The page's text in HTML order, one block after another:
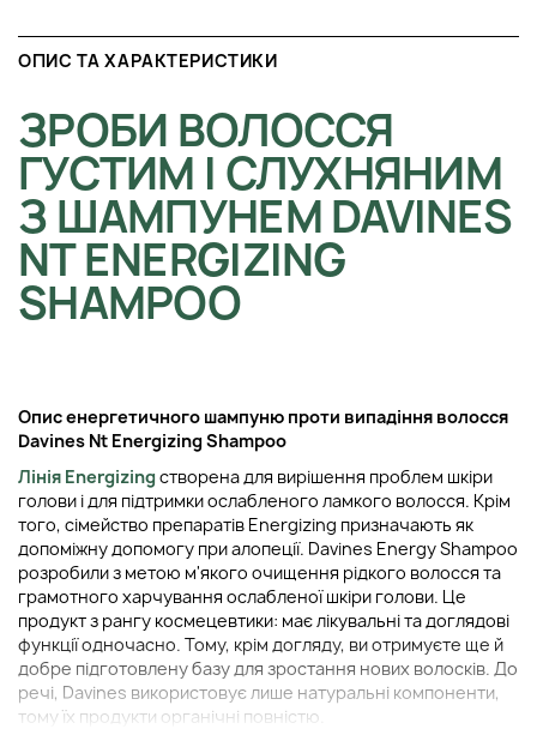
ОПИС ТА ХАРАКТЕРИСТИКИ
ЗРОБИ ВОЛОССЯ
ГУСТИМ І СЛУХНЯНИМ
З ШАМПУНЕМ DAVINES
NT ENERGIZING
SHAMPOO
Опис енергетичного шампуню проти випадіння волосся
Davines Nt Energizing Shampoo
Лінія Energizingстворена для вирішення проблем шкіри
голови і для підтримки ослабленого ламкого волосся. Крім
того, сімейство препаратів Energizing призначають як
допоміжну допомогу при алопеції. Davines Energy Shampoo
розробили з метою м'якого очищення рідкого волосся та
грамотного харчування ослабленої шкіри голови. Це
продукт з рангу космецевтики: має лікувальні та доглядові
функції одночасно. Тому, крім догляду, ви отримуєте ще й
добре підготовлену базу для зростання нових волосків. До
речі, Davines використовує лише натуральні компоненти,
тому їх продукти органічні повністю.